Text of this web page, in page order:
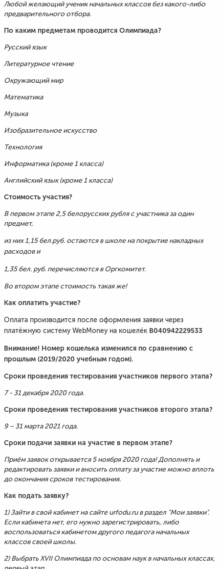
Любой желающий ученик начальных классов без какого-либо
предварительного отбора.
По каким предметам проводится Олимпиада?
Русский язык
Литературное чтение
Окружающий мир
Математика
Музыка
Изобразительное искусство
Технология
Информатика (кроме 1 класса)
Английский язык (кроме 1 класса)
Стоимость участия?
В первом этапе 2,5 белорусских рубля с участника за один
предмет,
из них 1,15 бел.руб. остаются в школе на покрытие накладных
расходов и
1,35 бел. руб. перечисляются в Оргкомитет.
Во втором этапе стоимость такая же!
Как оплатить участие?
Оплата производится после оформления заявки через
платёжную систему WebMoney на кошелёк B040942229533
Внимание! Номер кошелька изменился по сравнению с
прошлым (2019/2020 учебным годом).
Сроки проведения тестирования участников первого этапа?
7 - 31 декабря 2020 года.
Сроки проведения тестирования участников второго этапа?
9 – 31 марта 2021 года.
Сроки подачи заявки на участие в первом этапе?
Приём заявок открывается 5 ноября 2020 года! Дополнять и
редактировать заявки и вносить оплату за участие можно вплоть
до окончания сроков тестирования.
Как подать заявку?
1) Зайти в свой кабинет на сайте urfodu.ru в раздел "Мои заявки".
Если кабинета нет, его нужно зарегистрировать, либо
воспользоваться кабинетом другого педагога начальных
классов своей школы.
2) Выбрать XVII Олимпиада по основам наук в начальных классах,